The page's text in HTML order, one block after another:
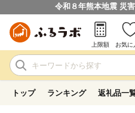
令和８年熊本地震 災
上限額 お気に
トップ ランキング 返礼品一